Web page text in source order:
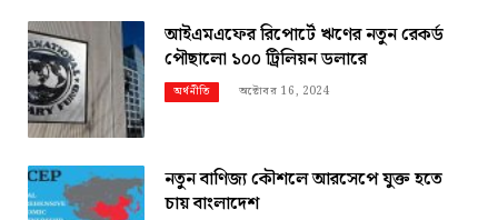
আইএমএফের রিপোর্টে ঋণের নতুন রেকর্ড
পৌছালো ১০০ ট্রিলিয়ন ডলারে
অর্থনীতি অক্টোবর 16, 2024
নতুন বাণিজ্য কৌশলে আরসেপে যুক্ত হতে
চায় বাংলাদেশ